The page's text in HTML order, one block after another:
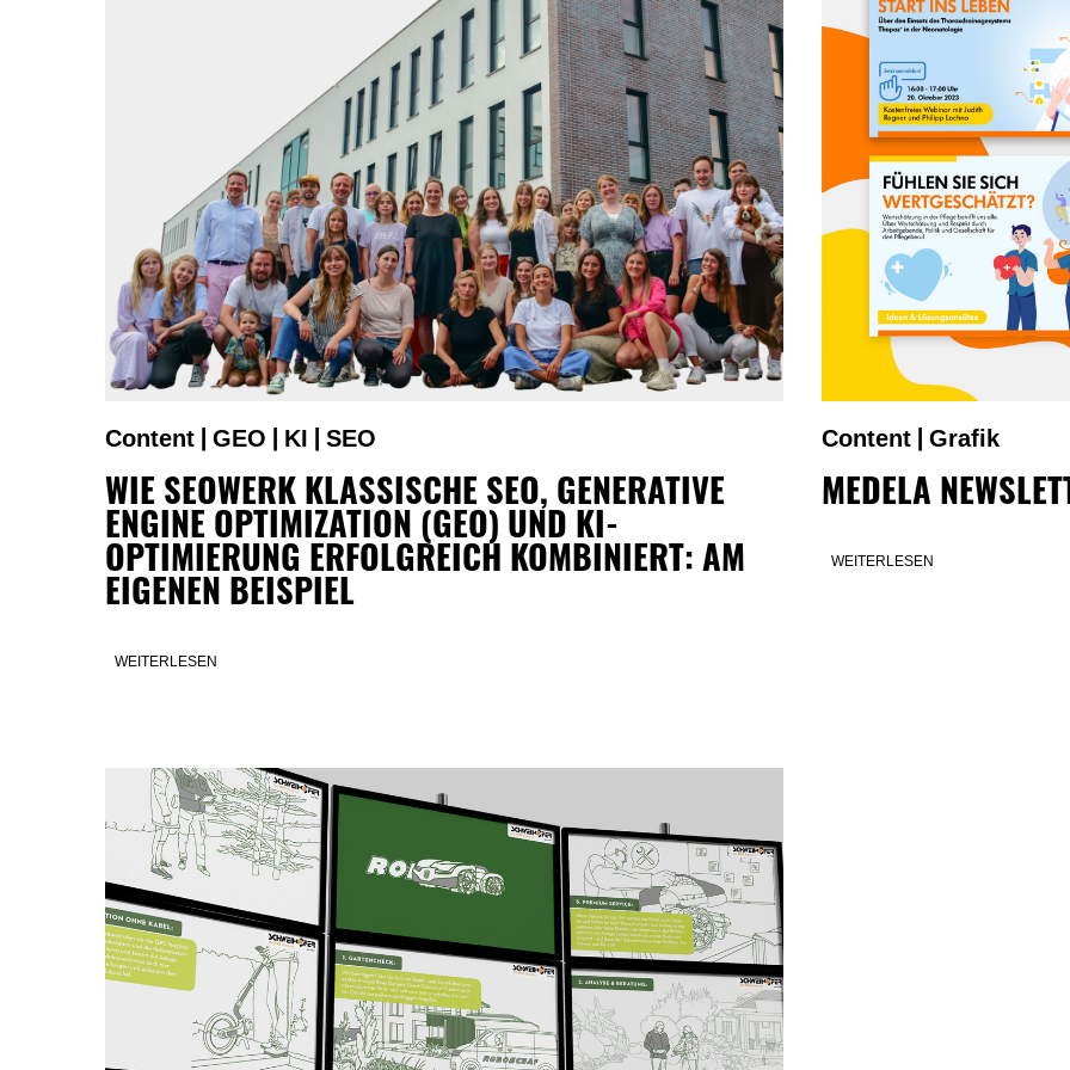
Content| GEO KI SEO
WIE SEOWERK KLASSISCHE SEO, GENERATIVE
ENGINE OPTIMIZATION (GEO) UND KI-
OPTIMIERUNG ERFOLGREICH KOMBINIERT: AM
EIGENEN BEISPIEL
WEITERLESEN
Content| Grafik
MEDELA
WEITERLESEN